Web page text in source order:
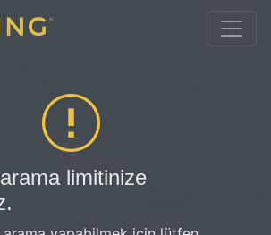
limitinize